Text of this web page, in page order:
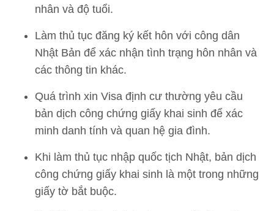
nhân và độ tuổi.
Làm thủ tục đăng ký kết hôn với công dân
Nhật Bản để xác nhận tình trạng hôn nhân và
các thông tin khác.
Quá trình xin Visa định cư thường yêu cầu
bản dịch công chứng giấy khai sinh để xác
minh danh tính và quan hệ gia đình.
Khi làm thủ tục nhập quốc tịch Nhật, bản dịch
công chứng giấy khai sinh là một trong những
giấy tờ bắt buộc.